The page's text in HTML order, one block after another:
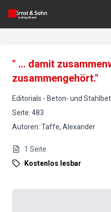
" ... damit
zusammengehört."
Editorials - Beton- und
Seite: 483
Autoren: Taffe, Alexander
1 Seite
Kostenlos lesbar